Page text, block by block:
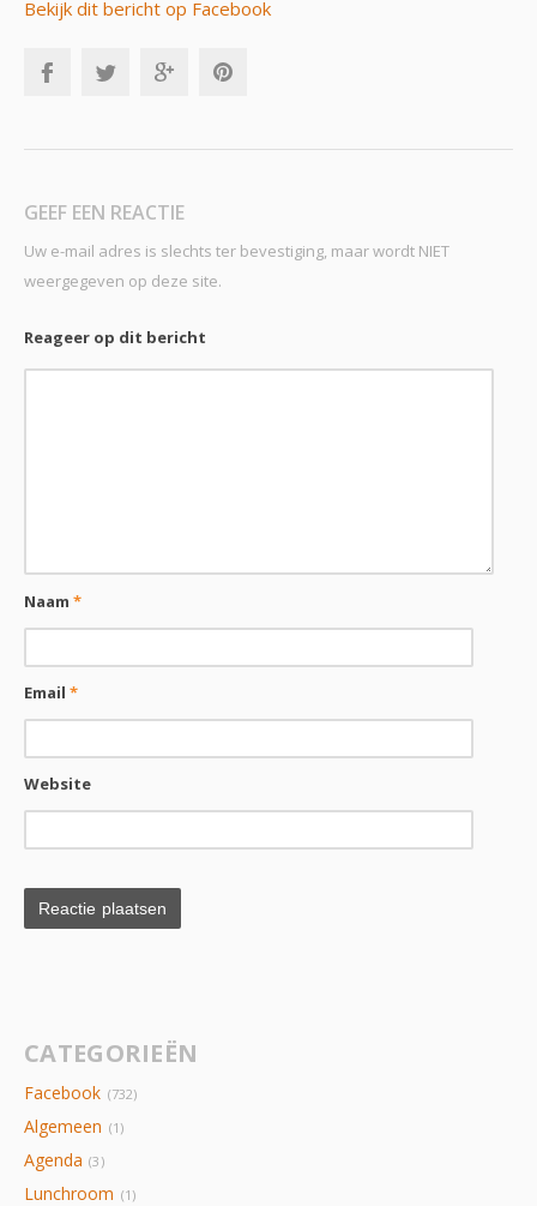
Bekijk dit bericht op Facebook
GEEF EEN REACTIE
Uw e-mail adres is slechts ter bevestiging, maar wordt NIET
weergegeven op deze site.
Reageer op dit bericht
Naam*
Email*
Website
CATEGORIEËN
Facebook (732)
Algemeen (1)
Agenda (3)
Lunchroom (1)